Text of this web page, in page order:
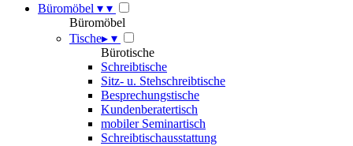
Büromöbel ▾ ▾
Büromöbel
Tische▸ ▾
Bürotische
Schreibtische
Sitz- u. Stehschreibtische
Besprechungstische
Kundenberatertisch
mobiler Seminartisch
Schreibtischausstattung